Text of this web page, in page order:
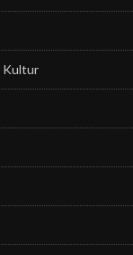
Kultur